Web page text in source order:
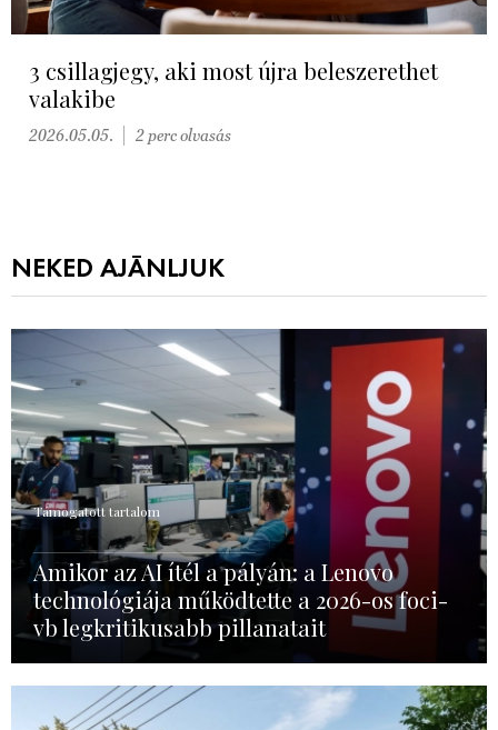
3 csillagjegy, aki most újra beleszerethet
valakibe
2026.05.05. 2 perc olvasás
NEKED AJÁNLJUK
Támogatott tartalom
Amikor az AI ítél a pályán: a Lenovo
technológiája működtette a 2026-os foci-
vb legkritikusabb pillanatait